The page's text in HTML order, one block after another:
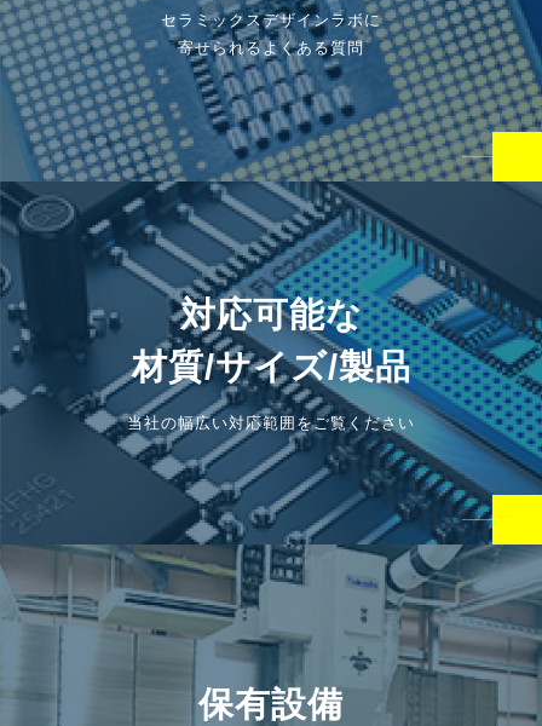
セラミックスデザインラボに
寄せられるよくある質問
対応可能な
材質/サイズ/製品
当社の幅広い対応範囲をご覧ください
保有設備